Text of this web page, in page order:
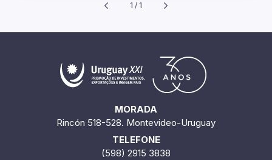
1 / 1
MORADA
Rincón 518-528. Montevideo-Uruguay
TELEFONE
(598) 2915 3838